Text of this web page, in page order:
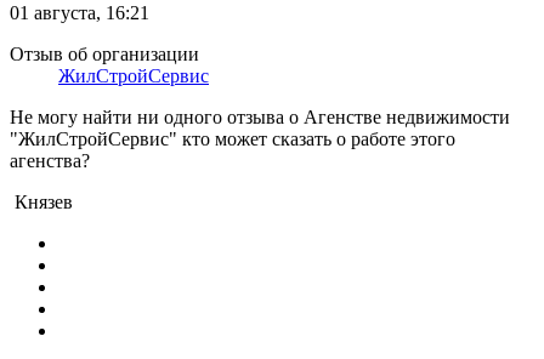
01 августа, 16:21
Отзыв об организации
ЖилСтройСервис
Не могу найти ни одного отзыва о Агенстве недвижимости
"ЖилСтройСервис" кто может сказать о работе этого
агенства?
Князев